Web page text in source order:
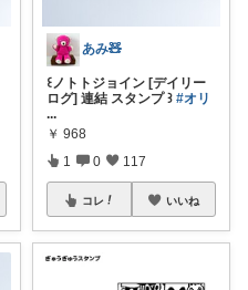
あみ🧸
꒰ノトトジョイン [デイリー
ログ] 連結 スタンプ ꒱#オリ
...
￥ 968
1 0 117
コレ いいね